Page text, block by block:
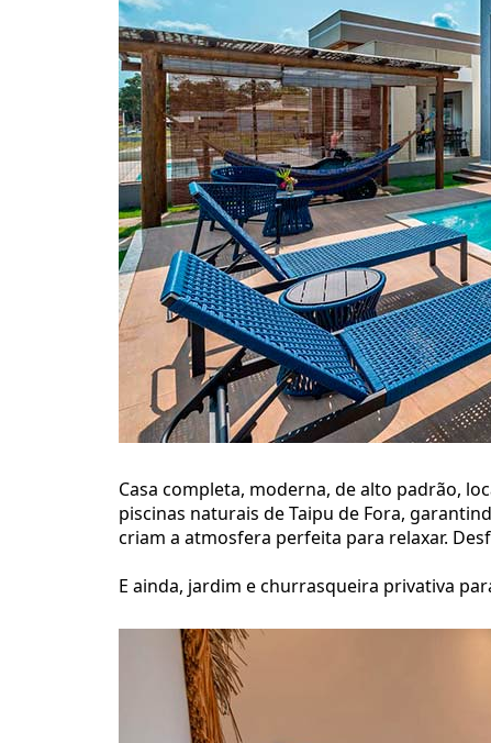
Casa completa, moderna, de alto padrão,
piscinas naturais de Taipu de Fora,
criam a atmosfera perfeita para relaxar.
E ainda, jardim e churrasqueira privativa